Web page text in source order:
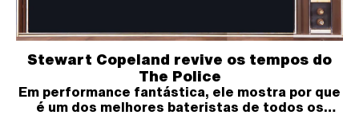
Stewart Copeland revive os tempos do
The Police
Em performance fantástica, ele mostra por que
é um dos melhores bateristas de todos os